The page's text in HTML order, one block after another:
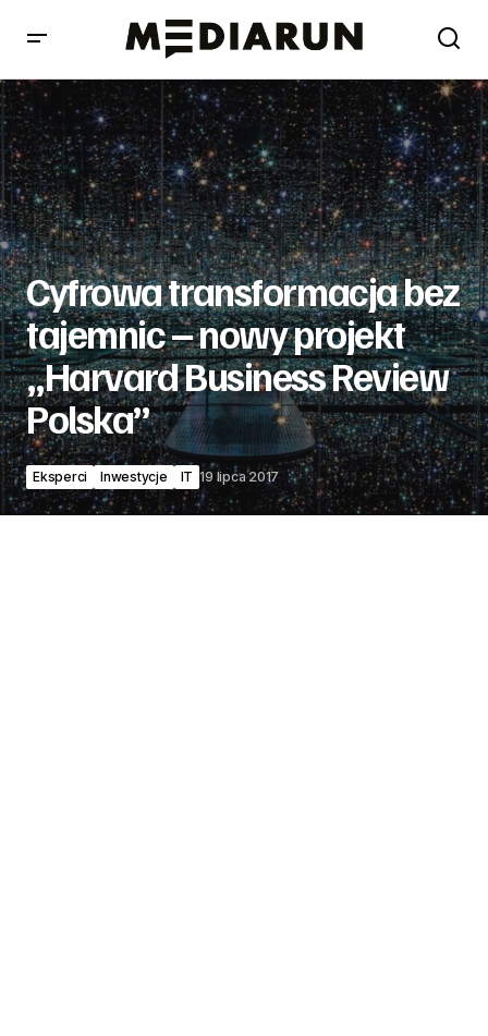
Cyfrowa transformacja bez tajemnic – nowy projekt
„Harvard Business Review Polska”
Cyfrowa transformacja bez
tajemnic – nowy projekt
„Harvard Business Review
Polska”
Eksperci Inwestycje IT 19 lipca 2017